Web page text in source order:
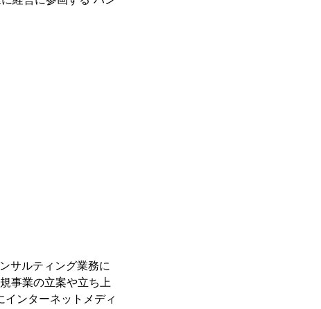
サルティング業務に
事業の立案や立ち上
ンターネットメディ